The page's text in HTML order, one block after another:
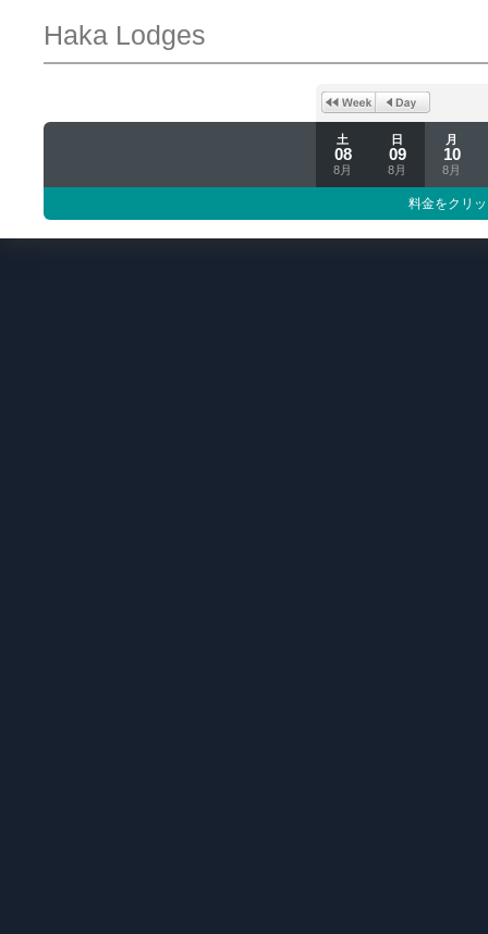
Haka Lodges
土
08
8月
日
09
8月
月
10
8月
料金をクリ